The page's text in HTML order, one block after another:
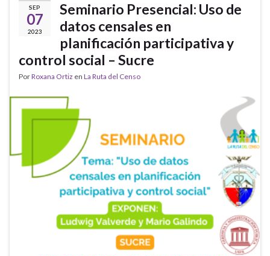
SEP
07
2023
Seminario Presencial: Uso de
datos censales en
planificación participativa y
control social – Sucre
PorRoxana Ortiz en La Ruta del Censo